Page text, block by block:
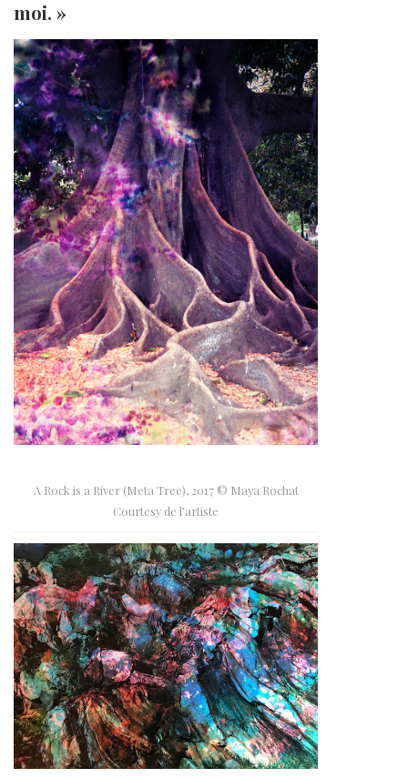
moi. »
A Rock is a River (Meta Tree), 2017 © Maya Rochat
Courtesy de l’artiste